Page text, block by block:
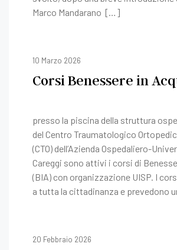
Marco Mandarano […]
10 Marzo 2026
Corsi Benessere in
presso la piscina della struttura
del Centro Traumatologico
(CTO) dell’Azienda Ospedaliero-
Careggi sono attivi i corsi di
(BIA) con organizzazione UISP. I
a tutta la cittadinanza e prevedono
20 Febbraio 2026